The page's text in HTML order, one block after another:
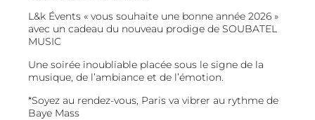
L&k Évents « vous souhaite une bonne année 2026 »
avec un cadeau du nouveau prodige de SOUBATEL
MUSIC
Une soirée inoubliable placée sous le signe de la
musique, de l’ambiance et de l’émotion.
*Soyez au rendez-vous, Paris va vibrer au rythme de
Baye Mass